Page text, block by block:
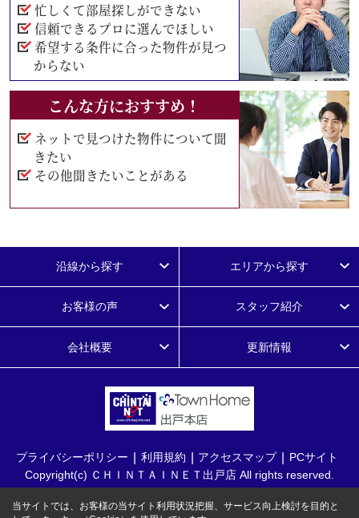
忙しくて部屋探しができない
信頼できるプロに選んでほしい
希望する条件に合った物件が見つ
からない
こんな方におすすめ！
ネットで見つけた物件について聞
きたい
その他聞きたいことがある
沿線から探す エリアから探す
お客様の声 スタッフ紹介
会社概要 更新情報
プライバシーポリシー 利用規約 アクセスマップ
PCサイト
Copyright(c) ＣＨＩＮＴＡＩＮＥＴ出戸店 All rights reserved.
当サイトでは、お客様の当サイト利用状況把握、サービス向上検討を目的と